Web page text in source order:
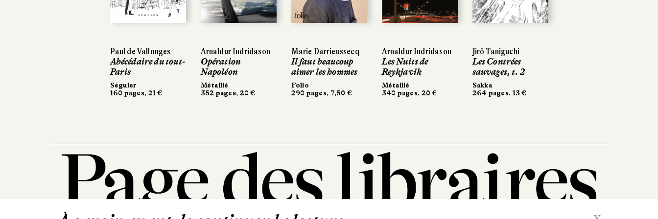
Paul de Vallonges
Abécédaire du tout-
Paris
Séguier
160 pages, 21 €
Arnaldur Indridason
Opération
Napoléon
Métailié
352 pages, 20 €
Marie Darrieussecq
Il faut beaucoup
aimer les hommes
Folio
290 pages, 7,50 €
Arnaldur Indridason
Les Nuits de
Reykjavik
Métailié
340 pages, 20 €
Jirô Taniguchi
Les Contrées
sauvages, t. 2
Sakka
264 pages, 13 €
Arnaldur Indridason
Opération
Napoléon
Métailié
352 pages, 20 €
Marie Darrieussecq
Il faut beaucoup
aimer les hommes
Folio
290 pages, 7,50 €
Arnaldur Indridason
Les Nuits de
Reykjavik
Métailié
340 pages, 20 €
Jirô Taniguchi
Les Contrées
sauvages, t. 2
Sakka
264 pages, 13 €